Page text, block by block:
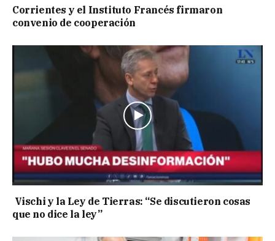
Corrientes y el Instituto Francés firmaron
convenio de cooperación
Vischi y la Ley de Tierras: “Se discutieron cosas
que no dice la ley”